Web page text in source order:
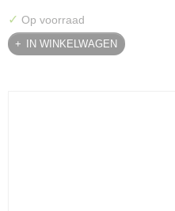
✓ Op voorraad
IN WINKELWAGEN